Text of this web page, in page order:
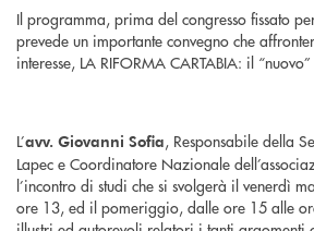
Il programma, prima del congresso fissato
prevede un importante convegno che
interesse, LA RIFORMA CARTABIA: il
L’avv. Giovanni Sofia, Responsabile della
Lapec e Coordinatore Nazionale
l’incontro di studi che si svolgerà il venerdì
ore 13, ed il pomeriggio, dalle ore 15 alle